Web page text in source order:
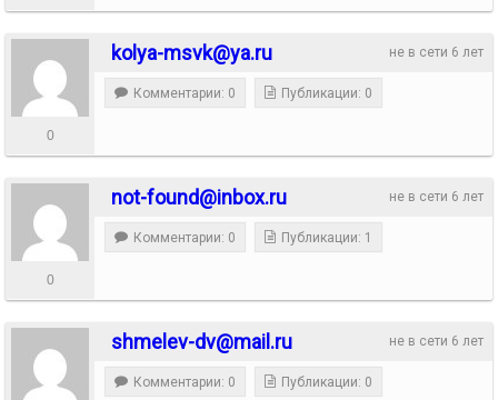
не в сети 6 лет
kolya-msvk@ya.ru
0
Комментарии: 0 Публикации: 0
не в сети 6 лет
not-found@inbox.ru
0
Комментарии: 0 Публикации: 1
не в сети 6 лет
shmelev-dv@mail.ru
Комментарии: 0 Публикации: 0